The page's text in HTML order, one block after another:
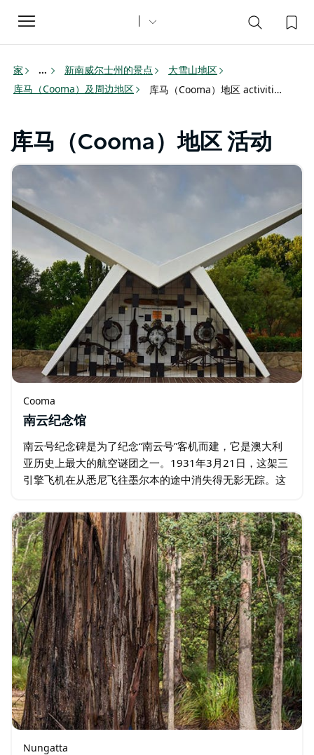
Toggle
navigation
家 ... 新南威尔士州的景点
大雪山地区
库马（Cooma）及周边地区
库马（Cooma）地区 activities
库马（Cooma）地区 活动
Cooma
南云纪念馆
南云号纪念碑是为了纪念“南云号”客机而建，它是澳大利
亚历史上最大的航空谜团之一。1931年3月21日，这架三
引擎飞机在从悉尼飞往墨尔本的途中消失得无影无踪。这
水电工程建设期间…
Nungatta